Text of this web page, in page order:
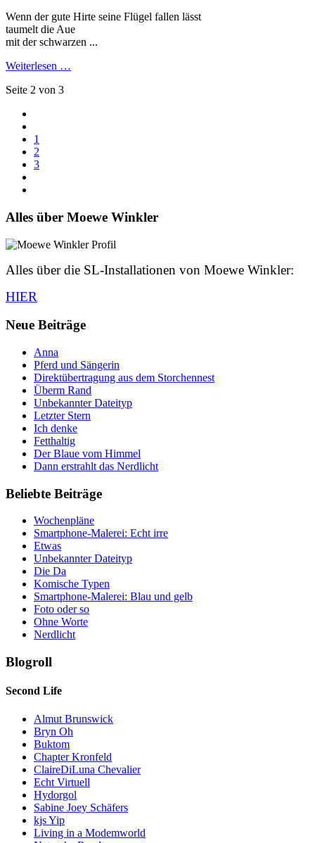
Wenn der gute Hirte seine Flügel fallen lässt
taumelt die Aue
mit der schwarzen ...
Weiterlesen …
Seite 2 von 3
1
2
3
Alles über Moewe Winkler
Alles über die SL-Installationen von Moewe Winkler:
HIER
Neue Beiträge
Anna
Pferd und Sängerin
Direktübertragung aus dem Storchennest
Überm Rand
Unbekannter Dateityp
Letzter Stern
Ich denke
Fetthaltig
Der Blaue vom Himmel
Dann erstrahlt das Nerdlicht
Beliebte Beiträge
Wochenpläne
Smartphone-Malerei: Echt irre
Etwas
Unbekannter Dateityp
Die Da
Komische Typen
Smartphone-Malerei: Blau und gelb
Foto oder so
Ohne Worte
Nerdlicht
Blogroll
Second Life
Almut Brunswick
Bryn Oh
Buktom
Chapter Kronfeld
ClaireDiLuna Chevalier
Echt Virtuell
Hydorgol
Sabine Joey Schäfers
kjs Yip
Living in a Modemworld